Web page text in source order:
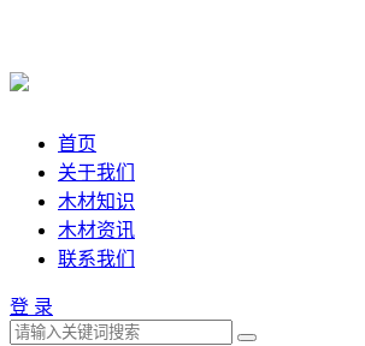
首页
关于我们
木材知识
木材资讯
联系我们
登 录